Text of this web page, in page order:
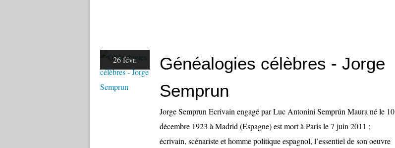
26 févr.
Généalogies célèbres - Jorge
Semprun
Jorge Semprun Ecrivain engagé par Luc Antonini Semprún Maura né le 10
décembre 1923 à Madrid (Espagne) est mort à Paris le 7 juin 2011 ;
écrivain, scénariste et homme politique espagnol, l’essentiel de son oeuvre